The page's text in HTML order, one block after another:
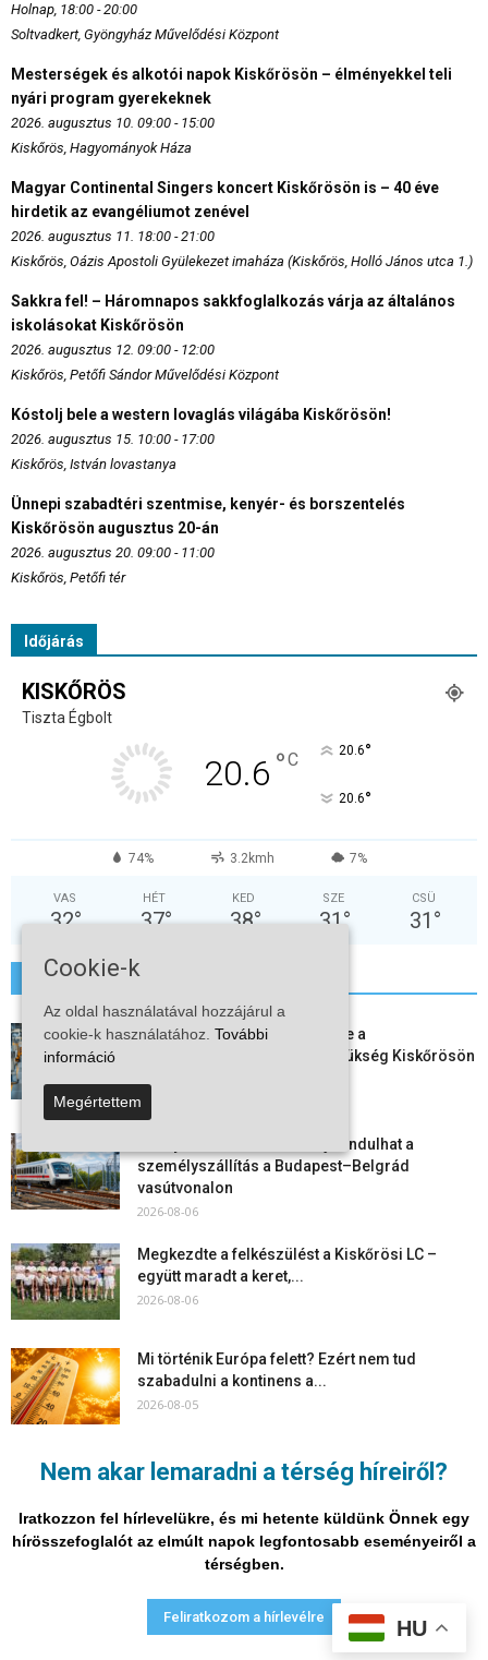
Nem akar lemaradni a térség híreiről?
Iratkozzon fel hírlevelükre, és mi hetente küldünk Önnek egy
hírösszefoglalót az elmúlt napok legfontosabb eseményeiről a
térségben.
Feliratkozom a hírlevélre
Holnap, 18:00 - 20:00
Soltvadkert, Gyöngyház Művelődési Központ
Mesterségek és alkotói napok Kiskőrösön – élményekkel teli
nyári program gyerekeknek
2026. augusztus 10. 09:00 - 15:00
Kiskőrös, Hagyományok Háza
Magyar Continental Singers koncert Kiskőrösön is – 40 éve
hirdetik az evangéliumot zenével
2026. augusztus 11. 18:00 - 21:00
Kiskőrös, Oázis Apostoli Gyülekezet imaháza (Kiskőrös, Holló János utca 1.)
Sakkra fel! – Háromnapos sakkfoglalkozás várja az általános
iskolásokat Kiskőrösön
2026. augusztus 12. 09:00 - 12:00
Kiskőrös, Petőfi Sándor Művelődési Központ
Kóstolj bele a western lovaglás világába Kiskőrösön!
2026. augusztus 15. 10:00 - 17:00
Kiskőrös, István lovastanya
Ünnepi szabadtéri szentmise, kenyér- és borszentelés
Kiskőrösön augusztus 20-án
2026. augusztus 20. 09:00 - 11:00
Kiskőrös, Petőfi tér
Időjárás
KISKŐRÖS
Tiszta Égbolt
20.6 °C 20.6°
20.6°
74% 3.2kmh 7%
VAS
32°
HÉT
37°
KED
38°
SZE
31°
CSÜ
31 °
További hírek
Aktuális állásajánlatok: ezekre a
munkavállalókra van most szükség Kiskőrösön
2026-08-07
Vitézy Dávid: már ősszel újraindulhat a
személyszállítás a Budapest–Belgrád
vasútvonalon
2026-08-06
Megkezdte a felkészülést a Kiskőrösi LC –
együtt maradt a keret,...
2026-08-06
Mi történik Európa felett? Ezért nem tud
szabadulni a kontinens a...
2026-08-05
Folyamatosak a nyári karbantartási munkálatok
Kiskőrösön – útburkolati jeleket festenek és...
2026-08-05
Adatvédelmi nyilatkozat Médiaajánlat Impresszum
HU
Cookie-k
Az oldal használatával hozzájárul a
cookie-k használatához. További
információ
Megértettem